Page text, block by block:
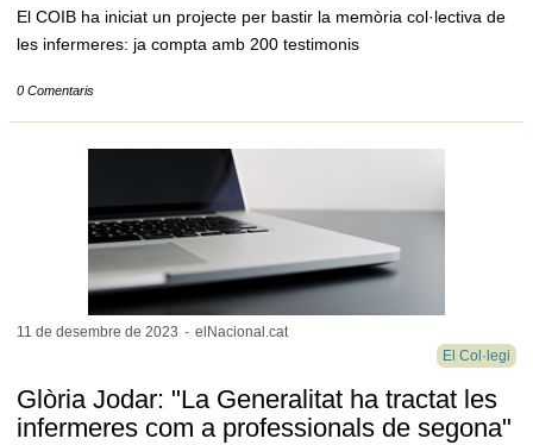
El COIB ha iniciat un projecte per bastir la memòria col·lectiva de
les infermeres: ja compta amb 200 testimonis
0 Comentaris
11 de desembre de 2023 - elNacional.cat
El Col·legi
Glòria Jodar: "La Generalitat ha tractat les
infermeres com a professionals de segona"